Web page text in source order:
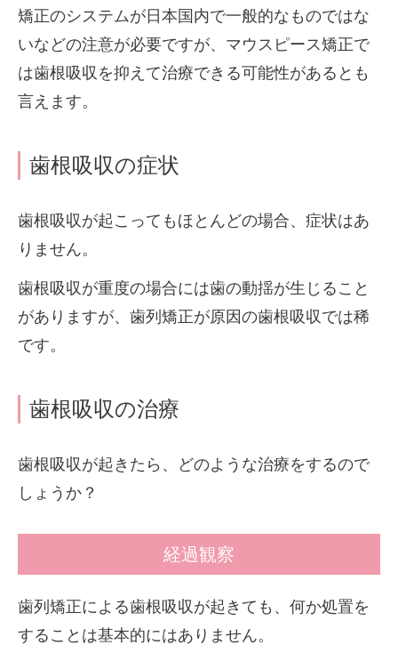
矯正のシステムが日本国内で一般的なものではな
いなどの注意が必要ですが、マウスピース矯正で
は歯根吸収を抑えて治療できる可能性があるとも
言えます。
歯根吸収の症状
歯根吸収が起こってもほとんどの場合、症状はあ
りません。
歯根吸収が重度の場合には歯の動揺が生じること
がありますが、歯列矯正が原因の歯根吸収では稀
です。
歯根吸収の治療
歯根吸収が起きたら、どのような治療をするので
しょうか？
経過観察
歯列矯正による歯根吸収が起きても、何か処置を
することは基本的にはありません。